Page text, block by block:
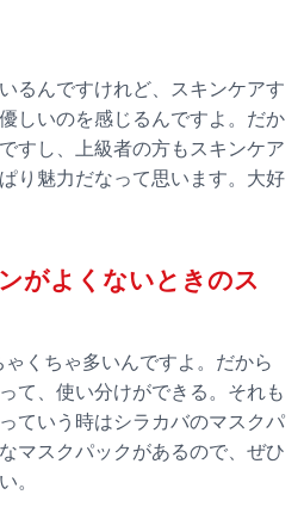
るんですけれど、スキンケアす
しいのを感じるんですよ。だか
すし、上級者の方もスキンケア
り魅力だなって思います。大好
がよくないときのス
くちゃ多いんですよ。だから
て、使い分けができる。それも
ていう時はシラカバのマスクパ
マスクパックがあるので、ぜひ
。